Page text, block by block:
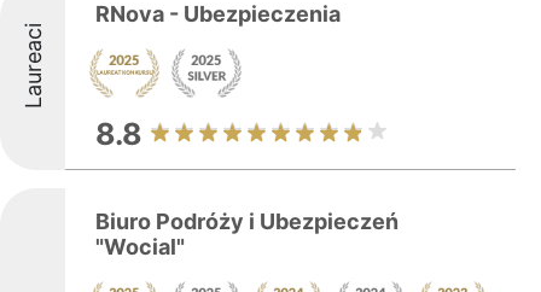
Laureaci
RNova - Ubezpieczenia
8.8
Biuro Podróży i Ubezpieczeń
"Wocial"